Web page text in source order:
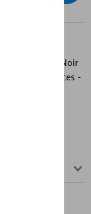
- Noir
arrière, 4 pièces -
le seuil de
à coller